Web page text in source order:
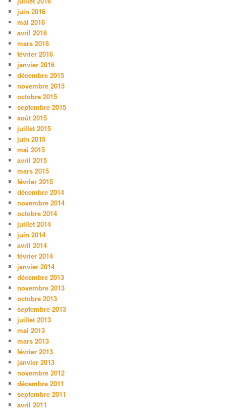
juin 2016
mai 2016
avril 2016
mars 2016
février 2016
janvier 2016
décembre 2015
novembre 2015
octobre 2015
septembre 2015
août 2015
juillet 2015
juin 2015
mai 2015
avril 2015
mars 2015
février 2015
décembre 2014
novembre 2014
octobre 2014
juillet 2014
juin 2014
avril 2014
février 2014
janvier 2014
décembre 2013
novembre 2013
octobre 2013
septembre 2013
juillet 2013
mai 2013
mars 2013
février 2013
janvier 2013
novembre 2012
décembre 2011
septembre 2011
avril 2011